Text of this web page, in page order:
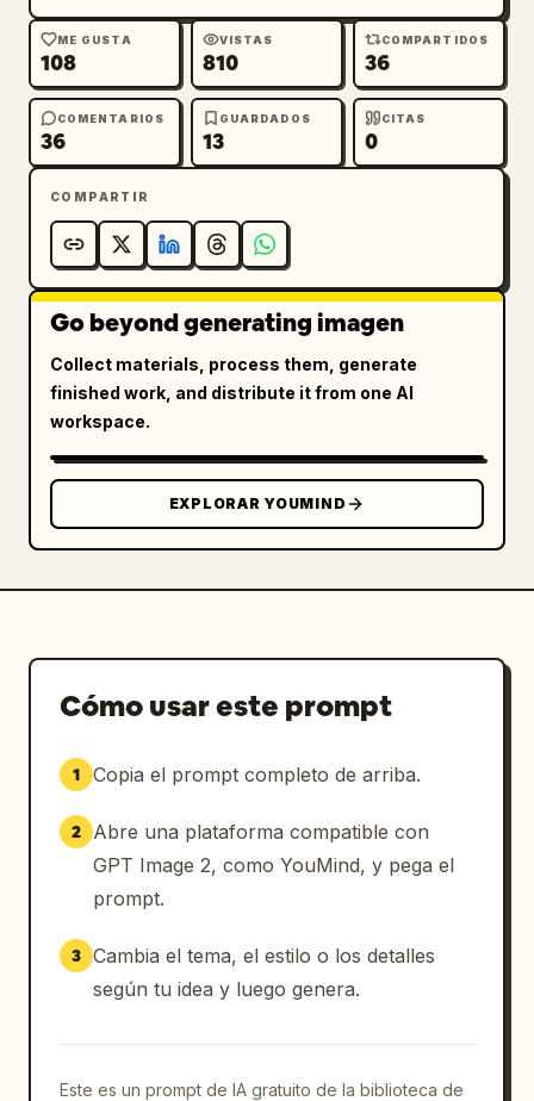
ME GUSTA
108
VISTAS
810
COMPARTIDOS
36
COMENTARIOS
36
GUARDADOS
13
CITAS
0
COMPARTIR
Go beyond generating imagen
Collect materials, process them, generate
finished work, and distribute it from one AI
workspace.
EXPLORAR YOUMIND
Cómo usar este prompt
1 Copia el prompt completo de arriba.
2
Abre una plataforma compatible con
GPT Image 2, como YouMind, y pega el
prompt.
3 Cambia el tema, el estilo o los detalles
según tu idea y luego genera.
Este es un prompt de IA gratuito de la biblioteca de